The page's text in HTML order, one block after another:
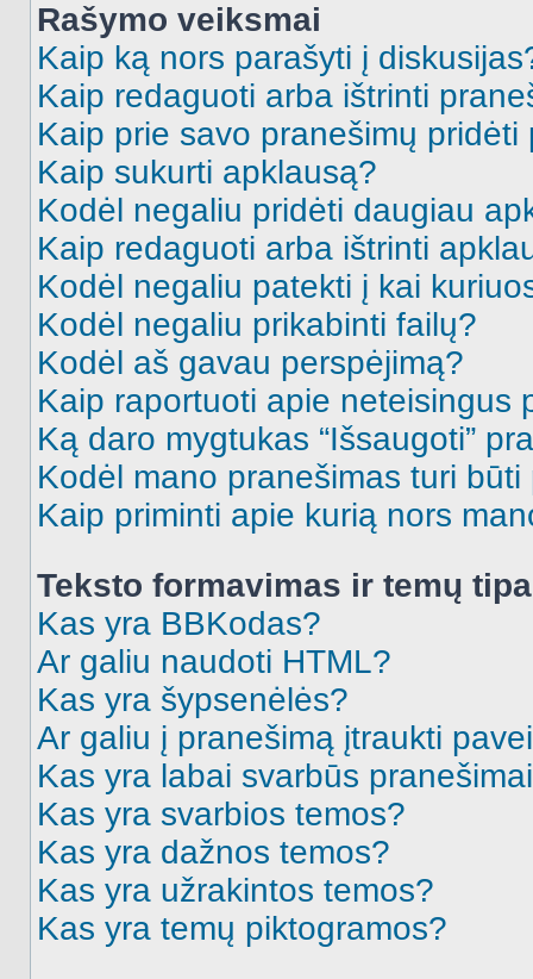
Rašymo veiksmai
Kaip ką nors parašyti į
Kaip redaguoti arba ištrinti
Kaip prie savo pranešimų pridėti
Kaip sukurti apklausą?
Kodėl negaliu pridėti daugiau
Kaip redaguoti arba ištrinti
Kodėl negaliu patekti į kai
Kodėl negaliu prikabinti failų?
Kodėl aš gavau perspėjimą?
Kaip raportuoti apie neteisingus
Ką daro mygtukas “Išsaugoti”
Kodėl mano pranešimas turi būti
Kaip priminti apie kurią nors
Teksto formavimas ir temų
Kas yra BBKodas?
Ar galiu naudoti HTML?
Kas yra šypsenėlės?
Ar galiu į pranešimą įtraukti
Kas yra labai svarbūs
Kas yra svarbios temos?
Kas yra dažnos temos?
Kas yra užrakintos temos?
Kas yra temų piktogramos?